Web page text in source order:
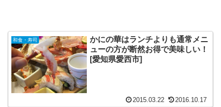
和食・寿司
かにの華はランチよりも通常メニ
ューの方が断然お得で美味しい！
[愛知県愛西市]
2015.03.22 2016.10.17